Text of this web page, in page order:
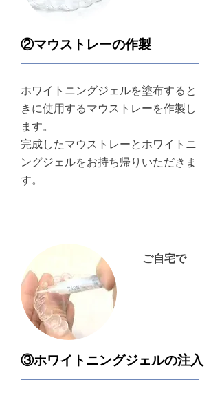
②マウストレーの作製
ホワイトニングジェルを塗布すると
きに使用するマウストレーを作製し
ます。
完成したマウストレーとホワイトニ
ングジェルをお持ち帰りいただきま
す。
ご自宅で
③ホワイトニングジェルの注入